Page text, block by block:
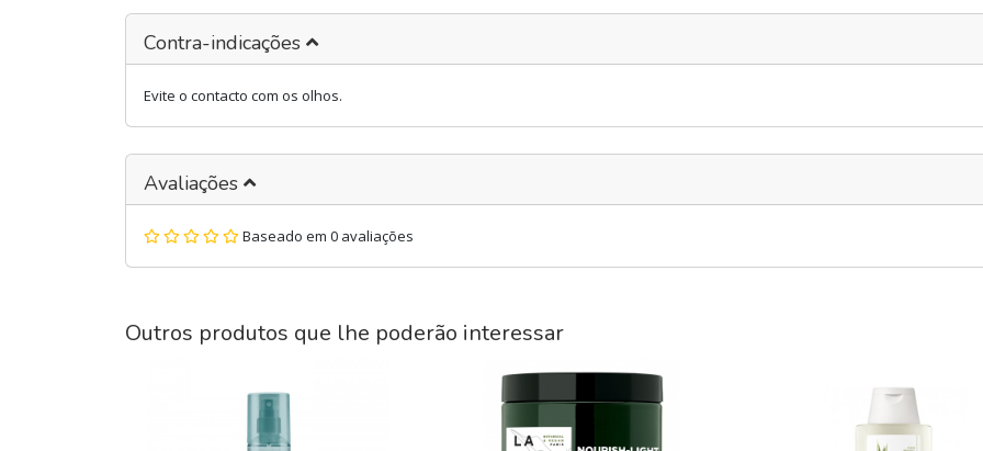
Contra-indicações
Evite o contacto com os olhos.
Avaliações
Baseado em 0 avaliações
Outros produtos que lhe poderão interessar